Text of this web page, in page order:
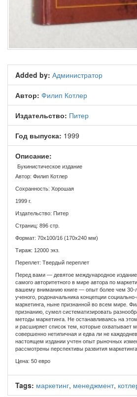
Added by: Администратор
Автор: Филип Котлер
Издательство: Питер
Год выпуска: 1999
Описание:
Букинистическое издание
Автор: Филип Котлер
Сохранность: Хорошая
1999 г.
Издательство: Питер
Страниц: 896 стр.
Формат: 70x100/16 (170x240 мм)
Тираж: 12000 экз.
Переплет: Твердый переплет
Перед вами — девятое международное
самого авторитетного в мире автора по
вашему вниманию книге — опыт более чем 30-
ученого, родоначальника концепции социально-
маркетинга, ныне признанной во всем мире.
признанию, сумел систематизировать
методы маркетинга. Не останавливаясь на
и расширяет список тем, которые охватывает
совершенно нетипичная и едва ли не
настоящем издании учтен опыт рыночных
рассмотрены перспективы развития
Цена: 50 евро
Tags: маркетинг, менеджмент,